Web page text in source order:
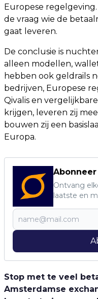
Europese
de vraag wie de
gaat leveren.
De conclusie is
alleen modellen,
hebben ook geldrails
bedrijven, Europese
Qivalis en
krijgen, leveren zij
bouwen zij een
Europa.
Ontvang
laatste en
Stop met te veel
Amsterdamse